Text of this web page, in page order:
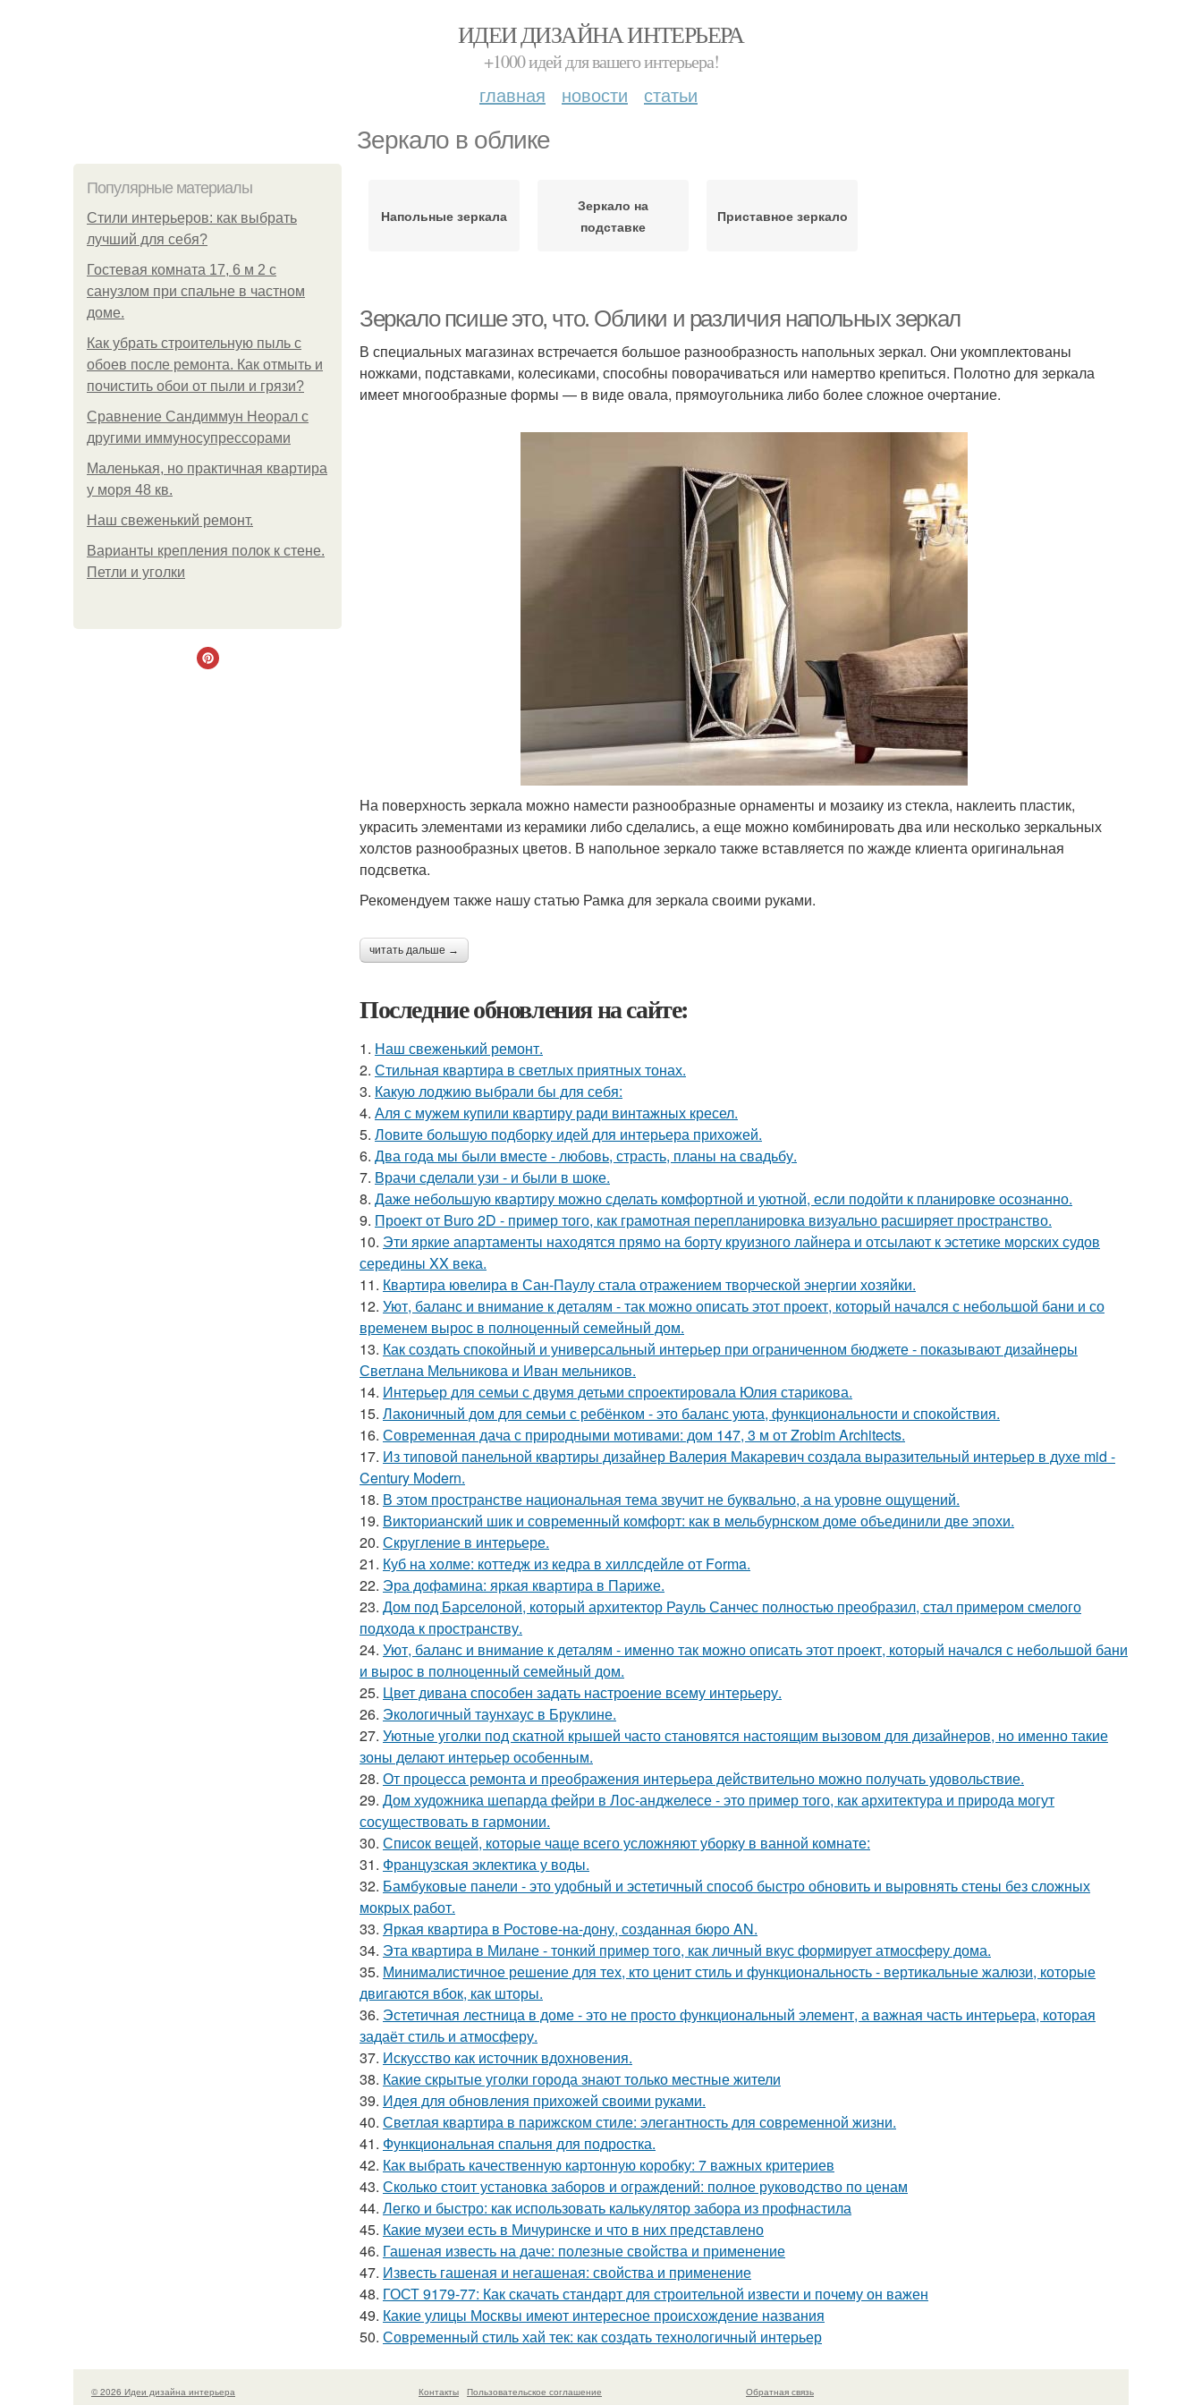
ИДЕИ ДИЗАЙНА ИНТЕРЬЕРА
+1000 идей для вашего интерьера!
главная новости статьи
Зеркало в облике
Популярные материалы
Стили интерьеров: как выбрать
лучший для себя?
Гостевая комната 17, 6 м 2 с
санузлом при спальне в частном
доме.
Как убрать строительную пыль с
обоев после ремонта. Как отмыть и
почистить обои от пыли и грязи?
Сравнение Сандиммун Неорал с
другими иммуносупрессорами
Маленькая, но практичная квартира
у моря 48 кв.
Наш свеженький ремонт.
Варианты крепления полок к стене.
Петли и уголки
Напольные зеркала
Зеркало на
подставке
Приставное зеркало
Зеркало псише это, что. Облики и различия напольных зеркал
В специальных магазинах встречается большое разнообразность напольных зеркал. Они укомплектованы
ножками, подставками, колесиками, способны поворачиваться или намертво крепиться. Полотно для зеркала
имеет многообразные формы — в виде овала, прямоугольника либо более сложное очертание.
На поверхность зеркала можно намести разнообразные орнаменты и мозаику из стекла, наклеить пластик,
украсить элементами из керамики либо сделались, а еще можно комбинировать два или несколько зеркальных
холстов разнообразных цветов. В напольное зеркало также вставляется по жажде клиента оригинальная
подсветка.
Рекомендуем также нашу статью Рамка для зеркала своими руками.
читать дальше →
Последние обновления на сайте:
1. Наш свеженький ремонт.
2. Стильная квартира в светлых приятных тонах.
3. Какую лоджию выбрали бы для себя:
4. Аля с мужем купили квартиру ради винтажных кресел.
5. Ловите большую подборку идей для интерьера прихожей.
6. Два года мы были вместе - любовь, страсть, планы на свадьбу.
7. Врачи сделали узи - и были в шоке.
8. Даже небольшую квартиру можно сделать комфортной и уютной, если подойти к планировке осознанно.
9. Проект от Buro 2D - пример того, как грамотная перепланировка визуально расширяет пространство.
10. Эти яркие апартаменты находятся прямо на борту круизного лайнера и отсылают к эстетике морских судов
середины XX века.
11. Квартира ювелира в Сан-Паулу стала отражением творческой энергии хозяйки.
12. Уют, баланс и внимание к деталям - так можно описать этот проект, который начался с небольшой бани и со
временем вырос в полноценный семейный дом.
13. Как создать спокойный и универсальный интерьер при ограниченном бюджете - показывают дизайнеры
Светлана Мельникова и Иван мельников.
14. Интерьер для семьи с двумя детьми спроектировала Юлия старикова.
15. Лаконичный дом для семьи с ребёнком - это баланс уюта, функциональности и спокойствия.
16. Современная дача с природными мотивами: дом 147, 3 м от Zrobim Architects.
17. Из типовой панельной квартиры дизайнер Валерия Макаревич создала выразительный интерьер в духе mid -
Century Modern.
18. В этом пространстве национальная тема звучит не буквально, а на уровне ощущений.
19. Викторианский шик и современный комфорт: как в мельбурнском доме объединили две эпохи.
20. Скругление в интерьере.
21. Куб на холме: коттедж из кедра в хиллсдейле от Forma.
22. Эра дофамина: яркая квартира в Париже.
23. Дом под Барселоной, который архитектор Рауль Санчес полностью преобразил, стал примером смелого
подхода к пространству.
24. Уют, баланс и внимание к деталям - именно так можно описать этот проект, который начался с небольшой бани
и вырос в полноценный семейный дом.
25. Цвет дивана способен задать настроение всему интерьеру.
26. Экологичный таунхаус в Бруклине.
27. Уютные уголки под скатной крышей часто становятся настоящим вызовом для дизайнеров, но именно такие
зоны делают интерьер особенным.
28. От процесса ремонта и преображения интерьера действительно можно получать удовольствие.
29. Дом художника шепарда фейри в Лос-анджелесе - это пример того, как архитектура и природа могут
сосуществовать в гармонии.
30. Список вещей, которые чаще всего усложняют уборку в ванной комнате:
31. Французская эклектика у воды.
32. Бамбуковые панели - это удобный и эстетичный способ быстро обновить и выровнять стены без сложных
мокрых работ.
33. Яркая квартира в Ростове-на-дону, созданная бюро AN.
34. Эта квартира в Милане - тонкий пример того, как личный вкус формирует атмосферу дома.
35. Минималистичное решение для тех, кто ценит стиль и функциональность - вертикальные жалюзи, которые
двигаются вбок, как шторы.
36. Эстетичная лестница в доме - это не просто функциональный элемент, а важная часть интерьера, которая
задаёт стиль и атмосферу.
37. Искусство как источник вдохновения.
38. Какие скрытые уголки города знают только местные жители
39. Идея для обновления прихожей своими руками.
40. Светлая квартира в парижском стиле: элегантность для современной жизни.
41. Функциональная спальня для подростка.
42. Как выбрать качественную картонную коробку: 7 важных критериев
43. Сколько стоит установка заборов и ограждений: полное руководство по ценам
44. Легко и быстро: как использовать калькулятор забора из профнастила
45. Какие музеи есть в Мичуринске и что в них представлено
46. Гашеная известь на даче: полезные свойства и применение
47. Известь гашеная и негашеная: свойства и применение
48. ГОСТ 9179-77: Как скачать стандарт для строительной извести и почему он важен
49. Какие улицы Москвы имеют интересное происхождение названия
50. Современный стиль хай тек: как создать технологичный интерьер
© 2026 Идеи дизайна интерьера Контакты Пользовательское соглашение Обратная связь